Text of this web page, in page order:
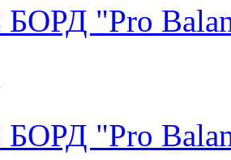
"Pro
"Pro